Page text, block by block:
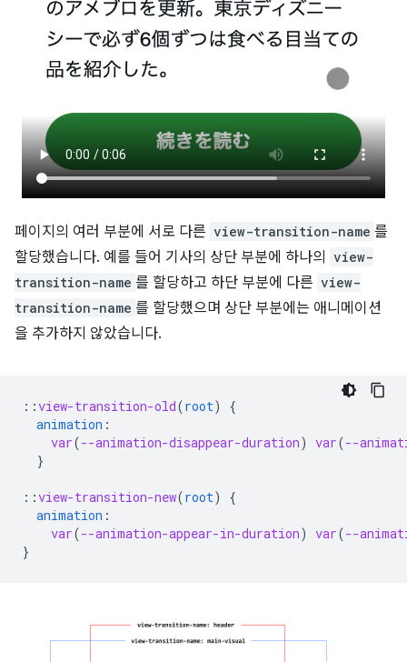
페이지의 여러 부분에 서로 다른 view-transition-name 를
할당했습니다. 예를 들어 기사의 상단 부분에 하나의
view-
transition-name 를 할당하고 하단 부분에 다른 view-
transition-name 를 할당했으며 상단 부분에는 애니메이션
을 추가하지 않았습니다.
::view-transition-old(root)
{
animation :
var(--animation-disappear-duration) var(--
}
::view-transition-new(root)
{
animation :
var(--animation-appear-in-duration) var(--
}